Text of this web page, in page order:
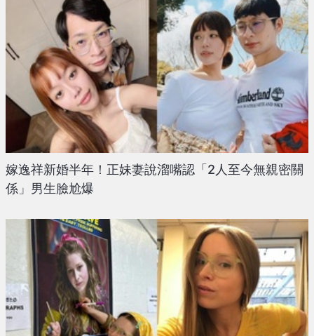
嫁逸祥新婚半年！正妹妻說溜嘴認「2人至今無親密關
係」男生臉尬爆